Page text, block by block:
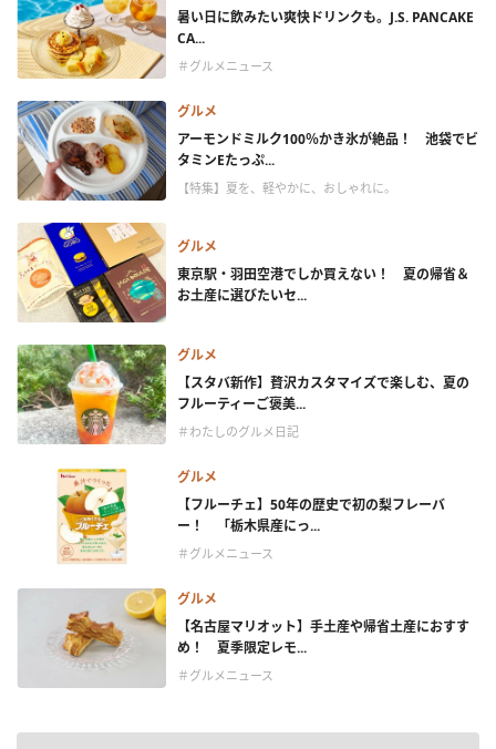
暑い日に飲みたい爽快ドリンクも。J.S. PANCAKE
CA...
＃グルメニュース
グルメ
アーモンドミルク100％かき氷が絶品！ 池袋でビ
タミンEたっぷ...
【特集】夏を、軽やかに、おしゃれに。
グルメ
東京駅・羽田空港でしか買えない！ 夏の帰省＆
お土産に選びたいセ...
グルメ
【スタバ新作】贅沢カスタマイズで楽しむ、夏の
フルーティーご褒美...
＃わたしのグルメ日記
グルメ
【フルーチェ】50年の歴史で初の梨フレーバ
ー！ 「栃木県産にっ...
＃グルメニュース
グルメ
【名古屋マリオット】手土産や帰省土産におすす
め！ 夏季限定レモ...
＃グルメニュース